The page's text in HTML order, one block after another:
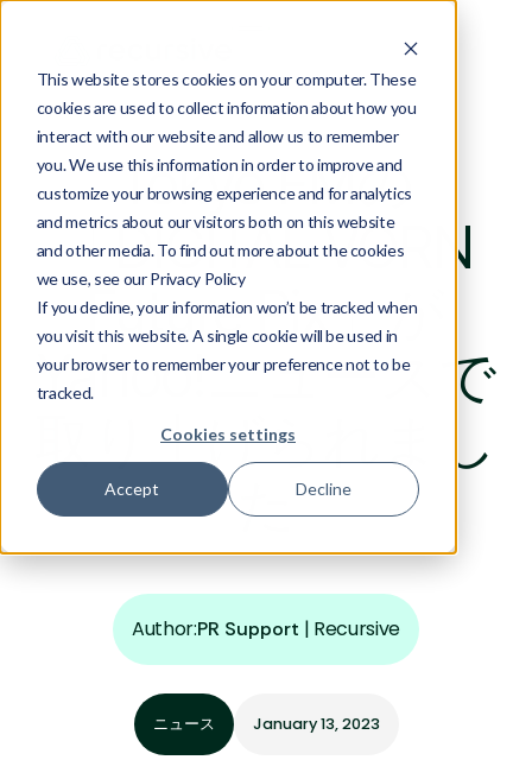
This website stores cookies on your computer. These
cookies are used to collect information about how you
interact with our website and allow us to remember
you. We use this information in order to improve and
customize your browsing experience and for analytics
and metrics about our visitors both on this website
and other media. To find out more about the cookies
we use, see our Privacy Policy
If you decline, your information won’t be tracked when
you visit this website. A single cookie will be used in
your browser to remember your preference not to be
tracked.
Cookies settings
Accept Decline
Tokyo FMの
「DIGITAL VORN
Future Pix」が
Yahoo!ニュースで
取り上げられまし
た
Author:PR Support | Recursive
ニュース January 13, 2023